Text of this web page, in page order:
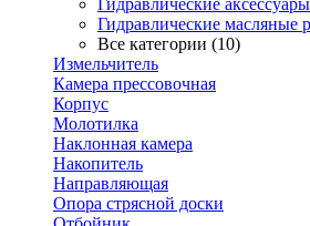
Гидравлические аксессуары
Гидравлические масляные
Все категории (10)
Измельчитель
Камера прессовочная
Корпус
Молотилка
Наклонная камера
Накопитель
Направляющая
Опора стрясной доски